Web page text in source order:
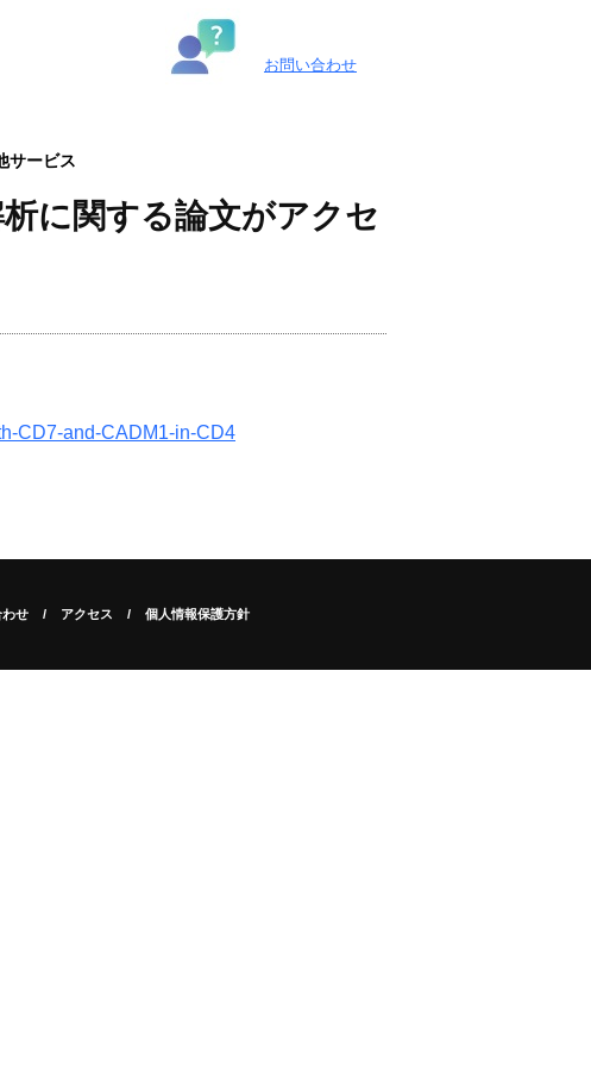
お問い合わせ
サービス
に関する論文がアクセ
CD7-and-CADM1-in-CD4
わせ アクセス 個人情報保護方針